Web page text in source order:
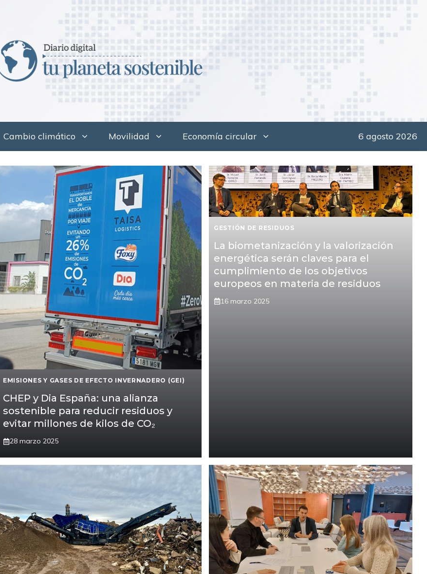
Cambio climático Movilidad Economía circular 6 agosto 2026
EMISIONES Y GASES DE EFECTO INVERNADERO (GEI)
CHEP y Dia España: una alianza
sostenible para reducir residuos y
evitar millones de kilos de CO₂
28 marzo 2025
GESTIÓN DE RESIDUOS
La biometanización y la valorización
energética serán claves para el
cumplimiento de los objetivos
europeos en materia de residuos
16 marzo 2025